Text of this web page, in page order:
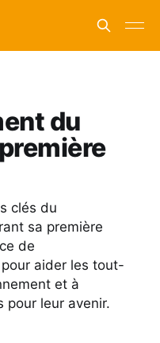
du
clés du
sa première
de
aider les tout-
et à
pour leur avenir.